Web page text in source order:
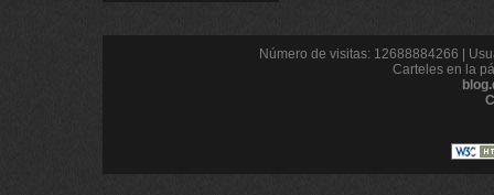
Número de visitas: 12688884266 |
Carteles en la